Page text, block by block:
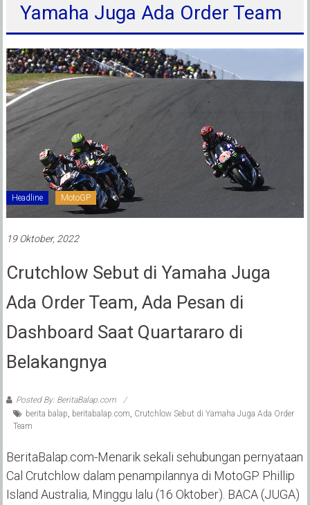
Yamaha Juga Ada Order Team
Headline MotoGP
19 Oktober, 2022
Crutchlow Sebut di Yamaha Juga
Ada Order Team, Ada Pesan di
Dashboard Saat Quartararo di
Belakangnya
Posted By: BeritaBalap.com
berita balap, beritabalap.com, Crutchlow Sebut di Yamaha Juga Ada Order
Team
BeritaBalap.com-Menarik sekali sehubungan pernyataan
Cal Crutchlow dalam penampilannya di MotoGP Phillip
Island Australia, Minggu lalu (16 Oktober). BACA (JUGA)